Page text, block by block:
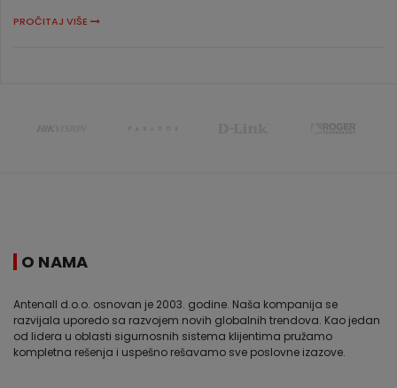
PROČITAJ VIŠE
O NAMA
Antenall d.o.o. osnovan je 2003. godine. Naša kompanija se
razvijala uporedo sa razvojem novih globalnih trendova. Kao jedan
od lidera u oblasti sigurnosnih sistema klijentima pružamo
kompletna rešenja i uspešno rešavamo sve poslovne izazove.